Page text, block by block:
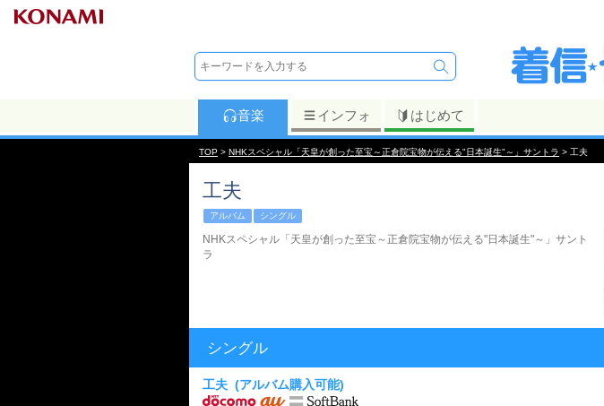
音楽 インフォ はじめて
TOP > NHKスペシャル「天皇が創った至宝～正倉院宝物が伝える"日本誕生"～」サントラ > 工夫
工夫
アルバム シングル
NHKスペシャル「天皇が創った至宝～正倉院宝物が伝える"日本誕生"～」サント
ラ
シングル
工夫 (アルバム購入可能)